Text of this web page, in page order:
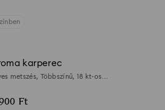
karperec
metszés, Többszínű, 18 kt-os
Ft